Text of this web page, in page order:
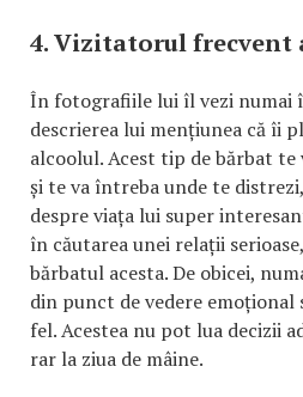
4. Vizitatorul frecvent
În fotografiile lui îl vezi numai
descrierea lui mențiunea că îi
alcoolul. Acest tip de bărbat te
și te va întreba unde te
despre viața lui super
în căutarea unei relații
bărbatul acesta. De obicei,
din punct de vedere emoțional
fel. Acestea nu pot lua decizii
rar la ziua de mâine.